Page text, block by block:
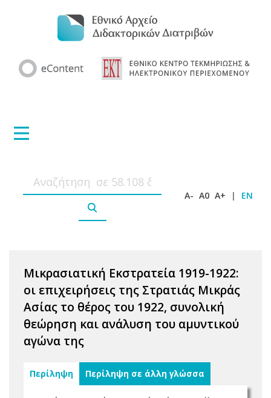
A- A0 A+ | EN
Μικρασιατική Εκστρατεία 1919-1922:
οι επιχειρήσεις της Στρατιάς Μικράς
Ασίας το θέρος του 1922, συνολική
θεώρηση και ανάλυση του αμυντικού
αγώνα της
Περίληψη Περίληψη σε άλλη γλώσσα